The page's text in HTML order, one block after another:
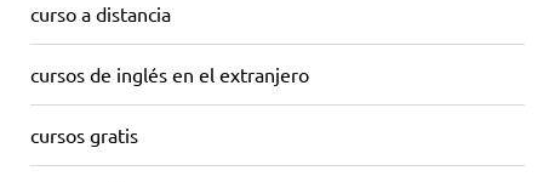
curso a distancia
cursos de inglés en el extranjero
cursos gratis